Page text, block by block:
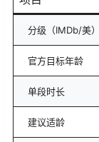
分级（IMDb/美）
官方目标年龄
单段时长
建议适龄